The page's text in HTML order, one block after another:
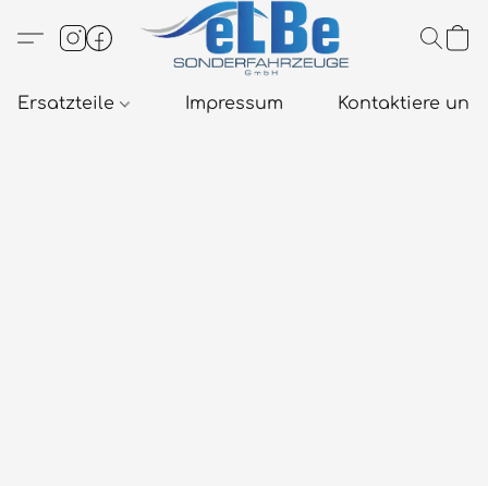
Ersatzteile Impressum Kontaktiere uns